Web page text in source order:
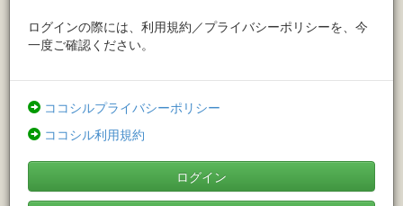
ログインの際には、利用規約／プライバシーポリシーを、今
一度ご確認ください。
ココシルプライバシーポリシー
ココシル利用規約
ログイン